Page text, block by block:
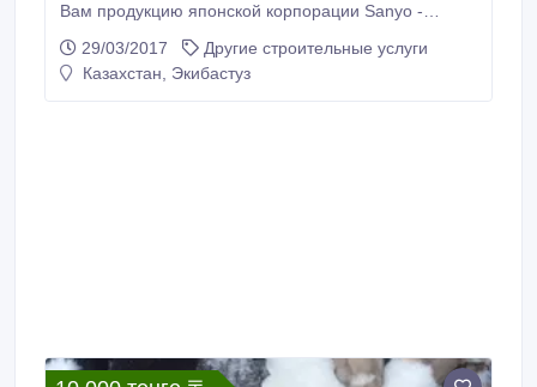
Вам продукцию японской корпорации Sanyo -
грузовые, панорамные, коттеджные, больничные
лифты, эскалаторы и траволаторы под брендом SL
29/03/2017
Другие строительные услуги
Казахстан, Экибастуз